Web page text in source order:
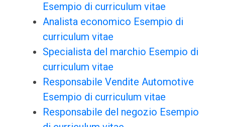
Esempio di curriculum vitae
Analista economico Esempio di
curriculum vitae
Specialista del marchio Esempio di
curriculum vitae
Responsabile Vendite Automotive
Esempio di curriculum vitae
Responsabile del negozio Esempio